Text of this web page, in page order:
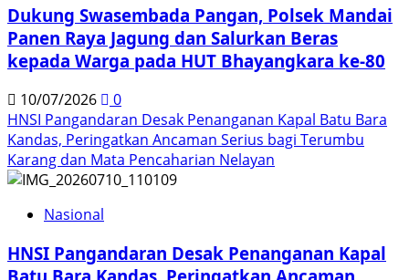
Dukung Swasembada Pangan, Polsek Mandai
Panen Raya Jagung dan Salurkan Beras
kepada Warga pada HUT Bhayangkara ke-80
10/07/2026
0
HNSI Pangandaran Desak Penanganan Kapal Batu Bara
Kandas, Peringatkan Ancaman Serius bagi Terumbu
Karang dan Mata Pencaharian Nelayan
Nasional
HNSI Pangandaran Desak Penanganan Kapal